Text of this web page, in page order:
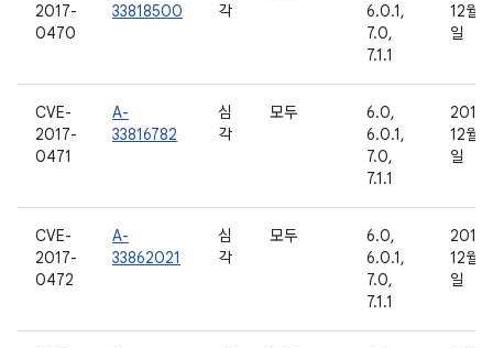
2017-
0470
33818500
각
6.0.1,
7.0,
7.1.1
12월
일
CVE-
2017-
0471
A-
33816782
심
각
모두
6.0,
6.0.1,
7.0,
7.1.1
2016
12월
일
CVE-
2017-
0472
A-
33862021
심
각
모두
6.0,
6.0.1,
7.0,
7.1.1
2016
12월
일